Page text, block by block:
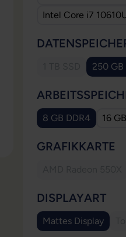
Intel Core i7
(Diese Option ist
250 GB
8 GB DDR4 16
GRAFIKKARTE
DISPLAYART
Mattes Display